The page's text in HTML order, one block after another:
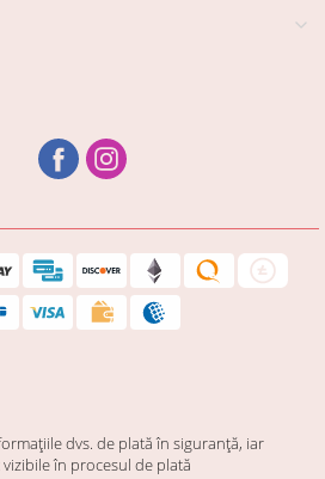
dvs. de plată în siguranță, iar
în procesul de plată